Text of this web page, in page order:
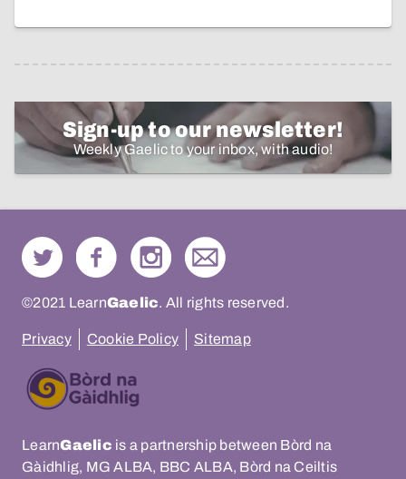
Sign-up to our newsletter!
Weekly Gaelic to your inbox, with audio!
©2021 LearnGaelic. All rights reserved.
Privacy Cookie Policy Sitemap
LearnGaelic is a partnership between Bòrd na
Gàidhlig, MG ALBA, BBC ALBA, Bòrd na Ceiltis